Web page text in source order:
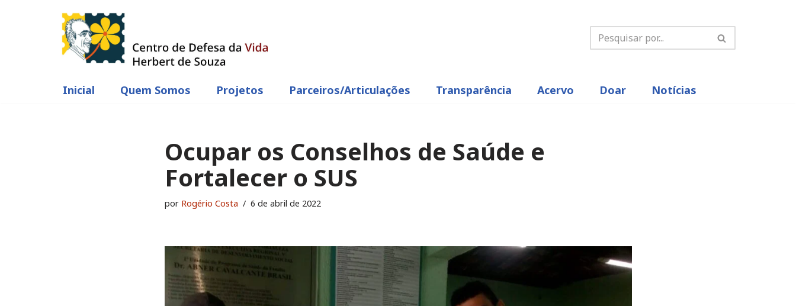
Inicial Quem Somos Projetos Parceiros/articulações Transparência Acervo Doar Notícias
Ocupar os Conselhos de Saúde e
Fortalecer o SUS
por Rogério Costa 6 de abril de 2022